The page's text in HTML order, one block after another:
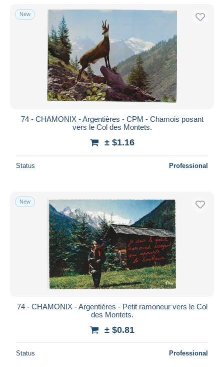
New
74 - CHAMONIX - Argentières - CPM - Chamois posant
vers le Col des Montets.
± $1.16
Status Professional
New
74 - CHAMONIX - Argentières - Petit ramoneur vers le Col
des Montets.
± $0.81
Status Professional